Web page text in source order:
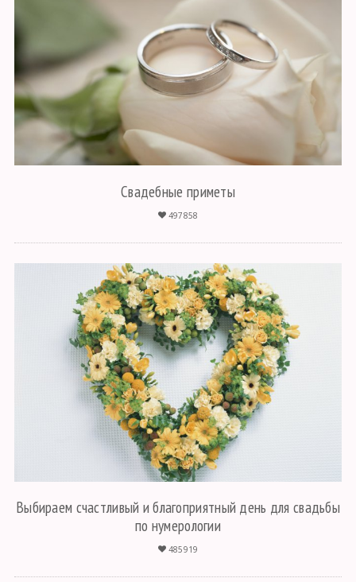
Свадебные приметы
497858
Выбираем счастливый и благоприятный день для свадьбы
по нумерологии
485919